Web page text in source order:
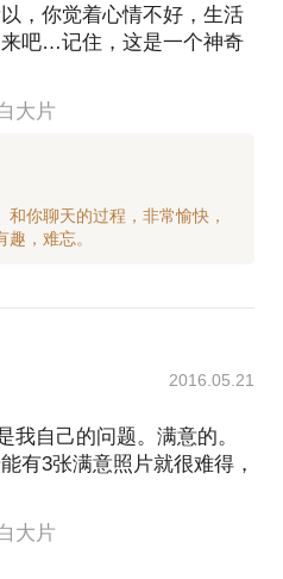
，你觉着心情不好，生活
吧…记住，这是一个神奇
大片
你聊天的过程，非常愉快，
2016.05.21
我自己的问题。满意的。
有3张满意照片就很难得，
大片